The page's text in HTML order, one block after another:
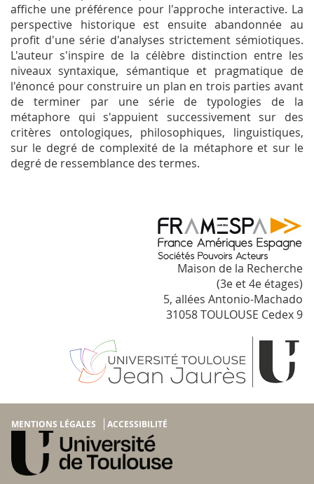
affiche une préférence pour l'approche interactive. La
perspective historique est ensuite abandonnée au
profit d'une série d'analyses strictement sémiotiques.
L'auteur s'inspire de la célèbre distinction entre les
niveaux syntaxique, sémantique et pragmatique de
l'énoncé pour construire un plan en trois parties avant
de terminer par une série de typologies de la
métaphore qui s'appuient successivement sur des
critères ontologiques, philosophiques, linguistiques,
sur le degré de complexité de la métaphore et sur le
degré de ressemblance des termes.
Maison de la Recherche
(3e et 4e étages)
5, allées Antonio-Machado
31058 TOULOUSE Cedex 9
MENTIONS LÉGALES ACCESSIBILITÉ